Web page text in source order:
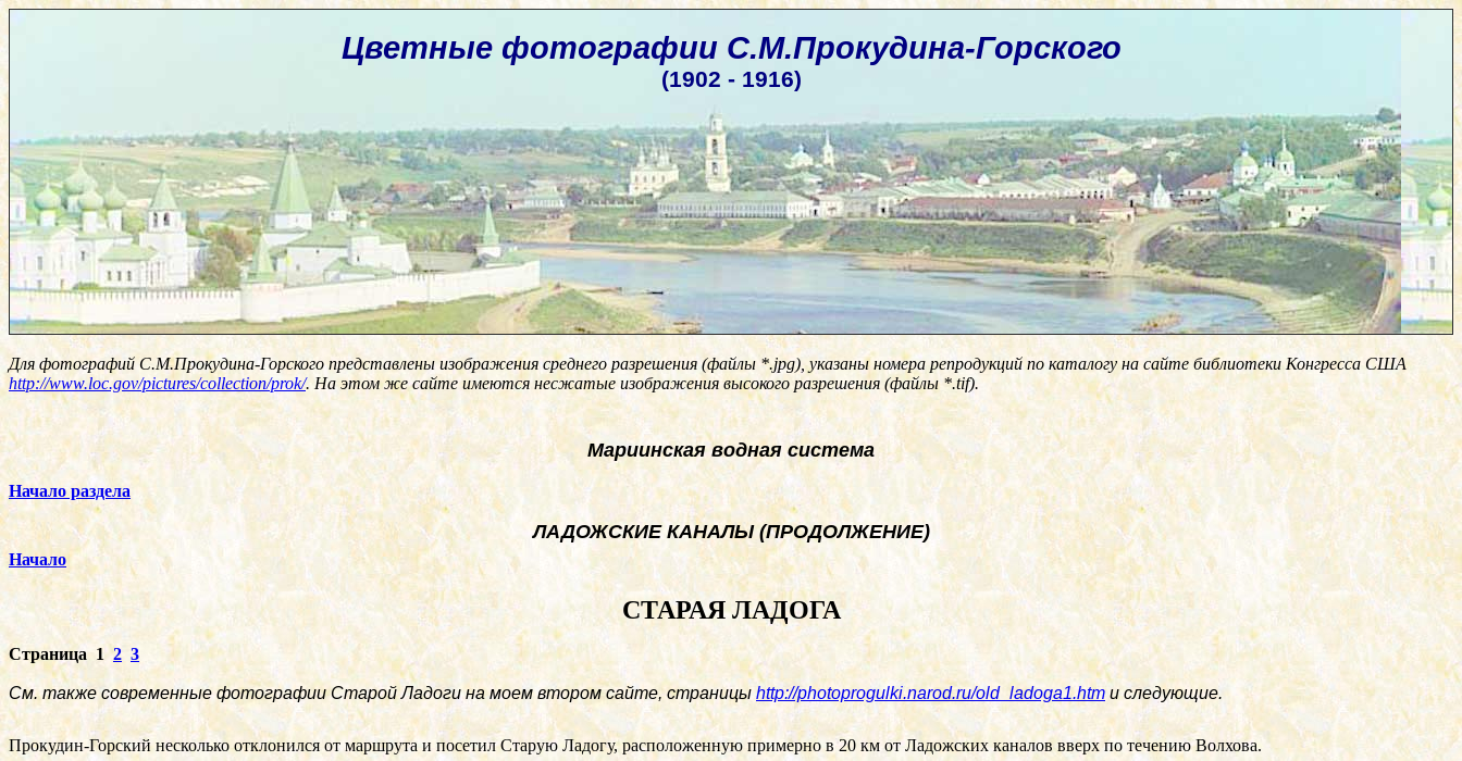
Цветные фотографии С.М.Прокудина-Горского
(1902 - 1916)
Для фотографий С.М.Прокудина-Горского представлены изображения среднего разрешения (файлы *.jpg) , указаны номера репродукций по каталогу на сайте библиотеки Конгресса США
http://www.loc.gov/pictures/collection/prok/. На этом же сайте имеются несжатые изображения высокого разрешения (файлы *.tif).
Мариинская водная система
Начало раздела
ЛАДОЖСКИЕ КАНАЛЫ (ПРОДОЛЖЕНИЕ)
Начало
СТАРАЯ ЛАДОГА
Страница 12 3
См. также современные фотографии Старой Ладоги на моем втором сайте, страницы http://photoprogulki.narod.ru/old_ladoga1.htm и следующие.
Прокудин-Горский несколько отклонился от маршрута и посетил Старую Ладогу, расположенную примерно в 20 км от Ладожских каналов вверх по течению Волхова.